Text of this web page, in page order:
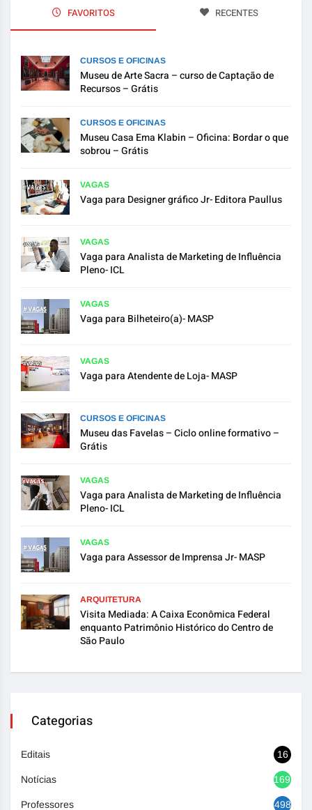
FAVORITOS RECENTES
CURSOS E OFICINAS
Museu de Arte Sacra – curso de Captação de
Recursos – Grátis
CURSOS E OFICINAS
Museu Casa Ema Klabin – Oficina: Bordar o que
sobrou – Grátis
VAGAS
Vaga para Designer gráfico Jr- Editora Paullus
VAGAS
Vaga para Analista de Marketing de Influência
Pleno- ICL
VAGAS
Vaga para Bilheteiro(a)- MASP
VAGAS
Vaga para Atendente de Loja- MASP
CURSOS E OFICINAS
Museu das Favelas – Ciclo online formativo –
Grátis
VAGAS
Vaga para Analista de Marketing de Influência
Pleno- ICL
VAGAS
Vaga para Assessor de Imprensa Jr- MASP
ARQUITETURA
Visita Mediada: A Caixa Econômica Federal
enquanto Patrimônio Histórico do Centro de
São Paulo
Categorias
Editais 16
Notícias 1692
Professores 498